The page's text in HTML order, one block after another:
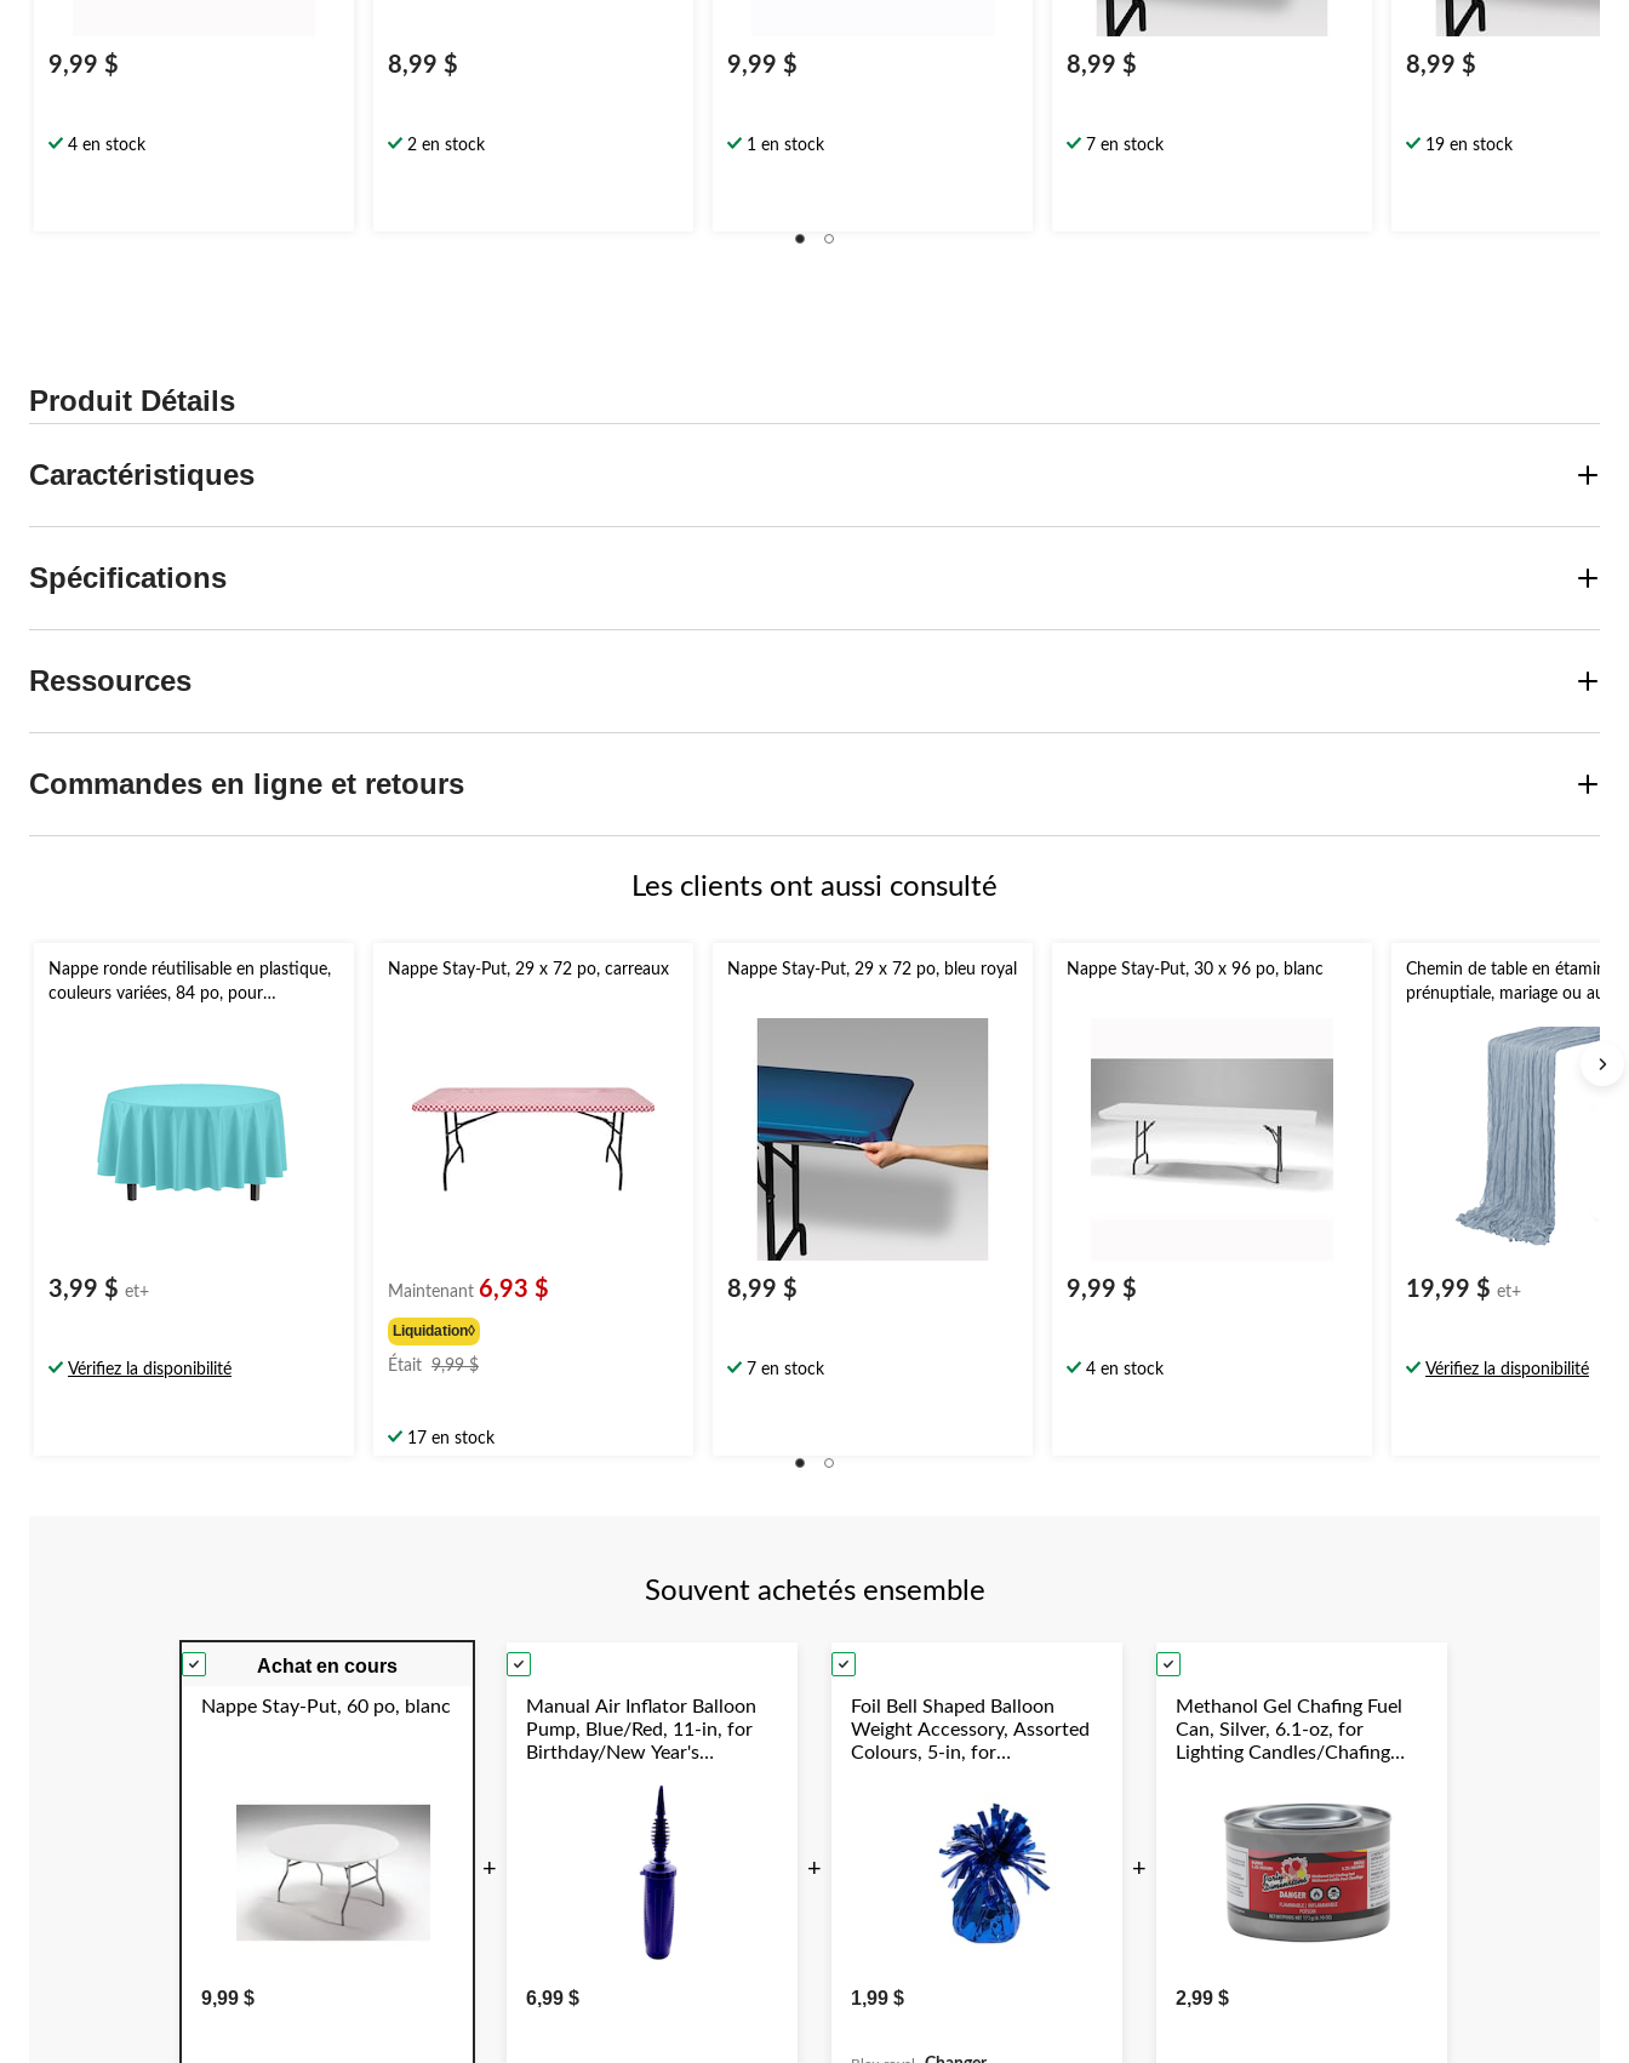
9,99 $
4 en stock
8,99 $
2 en stock
9,99 $
1 en stock
8,99 $
7 en stock
8,99 $
19 en stock
Produit Détails
Caractéristiques
Spécifications
Ressources
Commandes en ligne et retours
Les clients ont aussi consulté
Nappe ronde réutilisable en plastique,
couleurs variées, 84 po, pour
3,99 $ et+
Vérifiez la disponibilité
Nappe Stay-Put, 29 x 72 po, carreaux
Maintenant 6,93 $
Liquidation◊
Était 9,99 $
17 en stock
Nappe Stay-Put, 29 x 72 po, bleu royal
8,99 $
7 en stock
Nappe Stay-Put, 30 x 96 po, blanc
9,99 $
4 en stock
Chemin de table en étamine,
prénuptiale, mariage ou autre
19,99 $ et+
Vérifiez la disponibilité
Souvent achetés ensemble
Achat en cours
Nappe Stay-Put, 60 po, blanc
9,99 $
+
Manual Air Inflator Balloon
Pump, Blue/Red, 11-in, for
Birthday/New Year's
Shower/Wedding/Halloween
6,99 $
+
Foil Bell Shaped Balloon
Weight Accessory, Assorted
Colours, 5-in, for
1,99 $
+
Methanol Gel Chafing Fuel
Can, Silver, 6.1-oz, for
Lighting Candles/Chafing
2,99 $